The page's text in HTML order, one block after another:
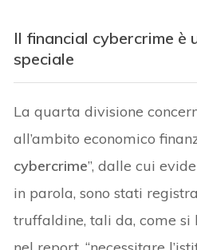
Il financial cybercrime è
speciale
La quarta divisione
all’ambito economico
cybercrime”, dalle cui
in parola, sono stati
truffaldine, tali da, come si